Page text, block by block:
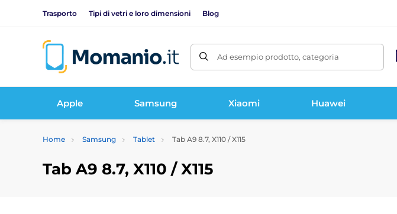
Trasporto Tipi di vetri e loro dimensioni Blog
Ad esempio prodotto, categoria
Apple Samsung Xiaomi Huawei
Home Samsung Tablet Tab A9 8.7, X110 / X115
Tab A9 8.7, X110 / X115